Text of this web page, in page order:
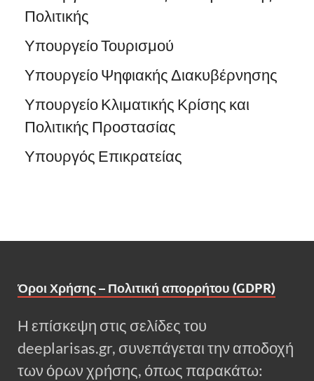
Πολιτικής
Υπουργείο Τουρισμού
Υπουργείο Ψηφιακής Διακυβέρνησης
Υπουργείο Κλιματικής Κρίσης και
Πολιτικής Προστασίας
Υπουργός Επικρατείας
Όροι Χρήσης – Πολιτική απορρήτου (GDPR)
Η επίσκεψη στις σελίδες του
deeplarisas.gr, συνεπάγεται την αποδοχή
των όρων χρήσης, όπως παρακάτω: